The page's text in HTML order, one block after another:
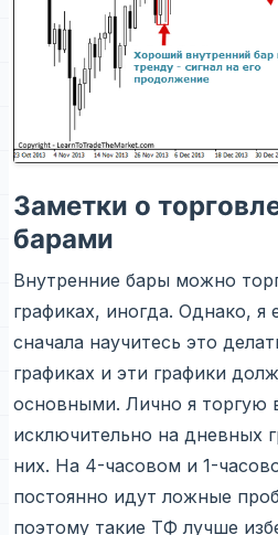
Заметки о
барами
Внутренние бары можно
графиках, иногда. Однако,
сначала научитесь это
графиках и эти графики
основными. Лично я торгую
исключительно на дневных
них. На 4-часовом и 1-
постоянно идут ложные
поэтому такие ТФ лучше